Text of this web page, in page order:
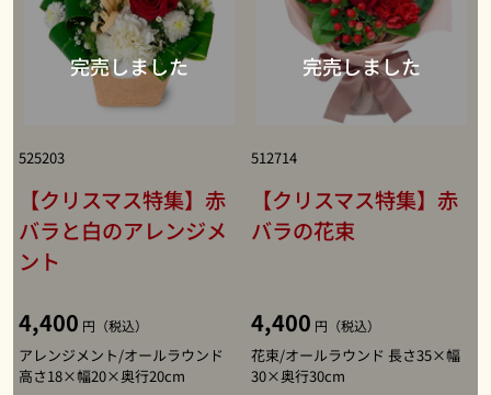
525203
【クリスマス特集】赤
バラと白のアレンジメ
ント
4,400 円（税込）
アレンジメント/オールラウンド
高さ18×幅20×奥行20cm
512714
【クリスマス特集】赤
バラの花束
4,400 円（税込）
花束/オールラウンド 長さ35×幅
30×奥行30cm